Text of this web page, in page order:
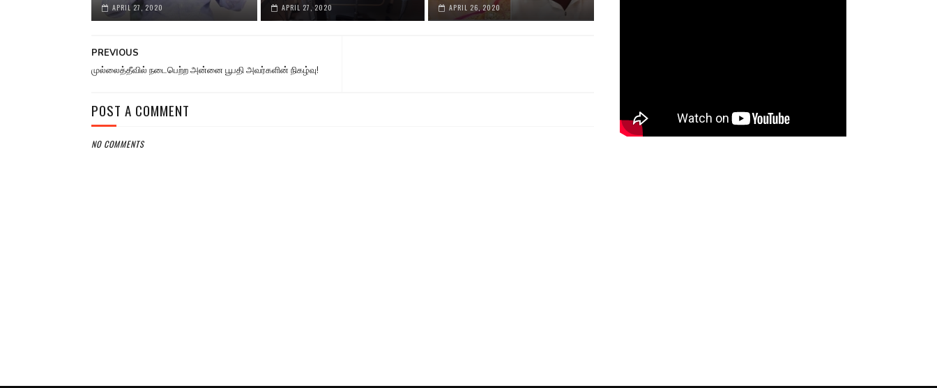
APRIL 27, 2020 APRIL 27, 2020 APRIL 26, 2020
PREVIOUS
முல்லைத்தீவில் நடைபெற்ற அன்னை பூபதி அவர்களின் நிகழ்வு!
POST A COMMENT
NO COMMENTS